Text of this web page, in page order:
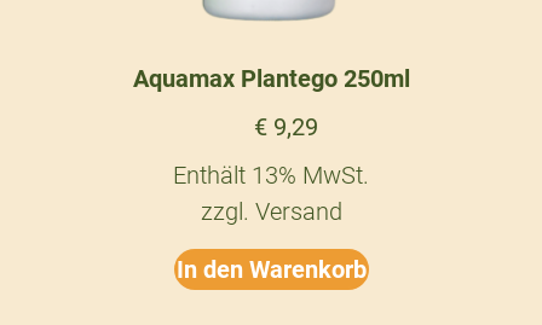
Aquamax Plantego 250ml
€ 9,29
Enthält 13% MwSt.
zzgl. Versand
In den Warenkorb